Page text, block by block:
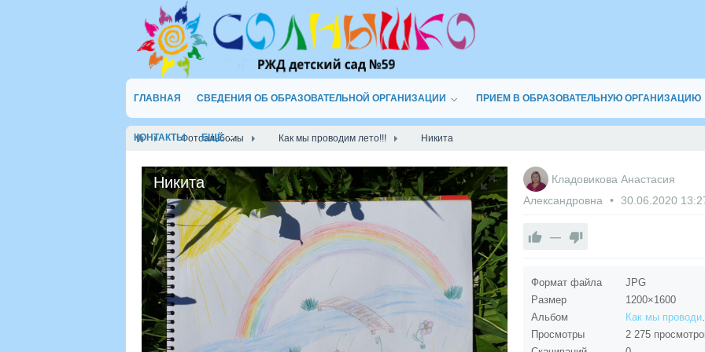
ГЛАВНАЯ СВЕДЕНИЯ ОБ ОБРАЗОВАТЕЛЬНОЙ ОРГАНИЗАЦИИ ПРИЕМ В ОБРАЗОВАТЕЛЬНУЮ ОРГАНИЗАЦИЮ
КОНТАКТЫ ЕЩЁ
Фотоальбомы Как мы проводим лето!!! Никита
Никита
Кладовикова Анастасия
Александровна
30.06.2020
—
Формат файла
JPG
Размер
1200×1600
Альбом
Как
Просмотры
2 275